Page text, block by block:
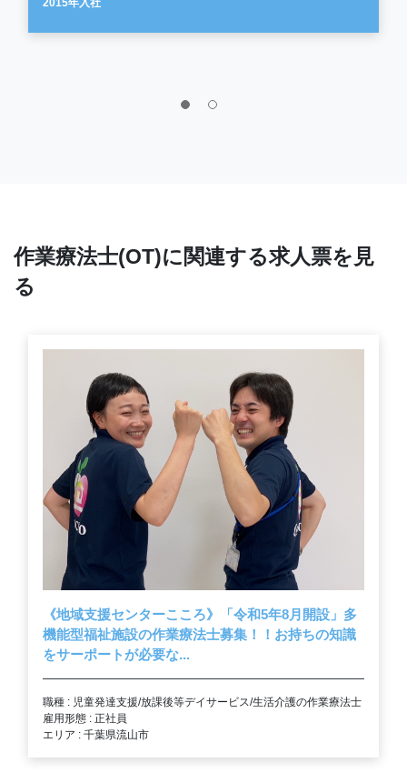
2015年入社
作業療法士(OT)に関連する求人票を見
る
《地域支援センターこころ》「令和5年8月開設」多
機能型福祉施設の作業療法士募集！！お持ちの知識
をサーポートが必要な...
職種 : 児童発達支援/放課後等デイサービス/生活介護の作業療法士
雇用形態 : 正社員
エリア : 千葉県流山市